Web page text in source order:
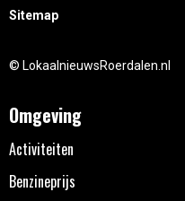
Sitemap
© LokaalnieuwsRoerdalen.nl
Omgeving
Activiteiten
Benzineprijs